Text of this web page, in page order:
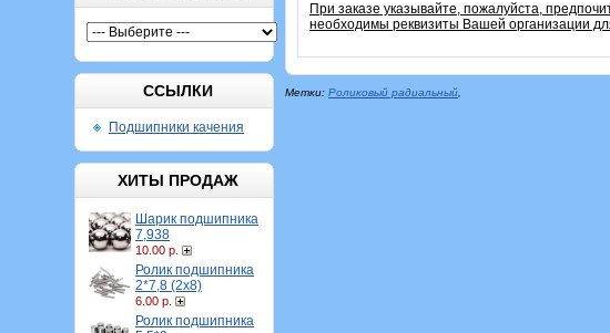
ССЫЛКИ
Подшипники качения
ХИТЫ ПРОДАЖ
Шарик подшипника
7,938
10.00 р.
Ролик подшипника
2*7,8 (2х8)
6.00 р.
Ролик подшипника
При заказе указывайте, пожалуйста,
необходимы реквизиты Вашей организации
Метки: Роликовый радиальный